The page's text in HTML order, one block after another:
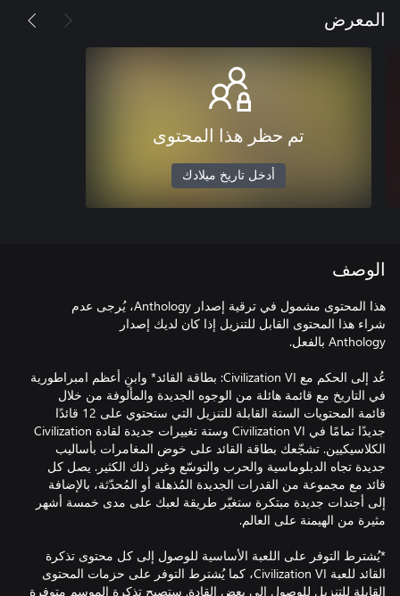
المعرض
تم حظر هذا المحتوى
أدخل تاريخ ميلادك
الوصف
عُد إلى الحكم مع Civilization VI: بطاقة القائد* وابنِ أعظم امبراطورية
في التاريخ مع قائمة هائلة من الوجوه الجديدة والمألوفة من خلال
قائمة المحتويات الستة القابلة للتنزيل التي ستحتوي على 12 قائدًا
جديدًا تمامًا في Civilization VI وستة تغييرات جديدة لقادة Civilization
الكلاسيكيين. تشجّعك بطاقة القائد على خوض المغامرات بأساليب
جديدة تجاه الدبلوماسية والحرب والتوسّع وغير ذلك الكثير. يصل كل
قائد مع مجموعة من القدرات الجديدة المُذهلة أو المُحدّثة، بالإضافة
إلى أجندات جديدة مبتكرة ستغيّر طريقة لعبك على مدى خمسة أشهر
*يُشترط التوفر على اللعبة الأساسية للوصول إلى كل محتوى تذكرة
القائد للعبة Civilization VI، كما يُشترط التوفر على حزمات المحتوى
القابلة للتنزيل للوصول إلى بعض القادة. ستصبح تذكرة الموسم متوفرة